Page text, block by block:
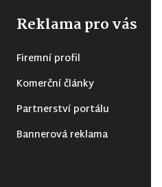
Reklama pro vás
Firemní profil
Komerční články
Partnerství portálu
Bannerová reklama